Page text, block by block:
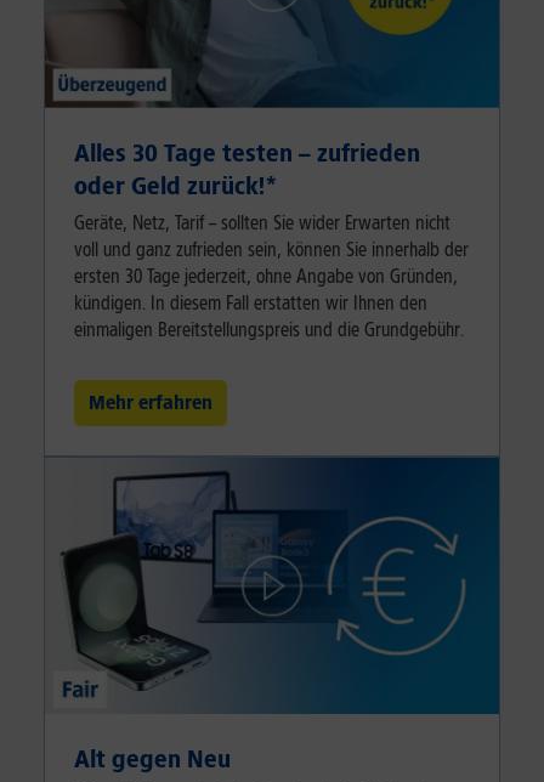
Alles 30 Tage testen – zufrieden
oder Geld zurück!⁠*
Geräte, Netz, Tarif – sollten Sie wider Erwarten nicht
voll und ganz zufrieden sein, können Sie innerhalb der
ersten 30 Tage jederzeit, ohne Angabe von Gründen,
kündigen. In diesem Fall erstatten wir Ihnen den
einmaligen Bereitstellungspreis und die Grundgebühr.
Mehr erfahren
Alt gegen Neu